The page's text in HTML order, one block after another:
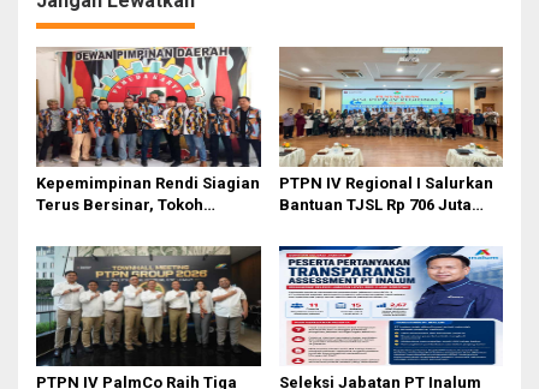
Kepemimpinan Rendi Siagian
Terus Bersinar, Tokoh
MJA Kota Medan
PTPN IV Regional I Salurkan
Bantuan TJSL Rp 706 Juta
Berkelanjutan
PTPN IV PalmCo Raih Tiga
Seleksi Jabatan PT Inalum